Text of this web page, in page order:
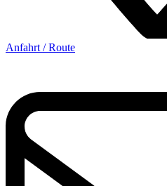
Anfahrt / Route